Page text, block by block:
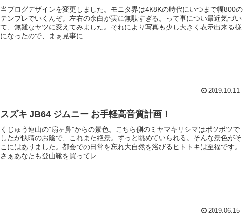
当ブログデザインを変更しました。モニタ界は4K8Kの時代にいつまで幅800の
テンプレでいくんぞ。左右の余白が実に無駄すぎる。って事につい最近気づい
て、無難なヤツに変えてみました。それにより写真も少し大きく表示出来る様
になったので、まぁ見事に...
2019.10.11
スズキ JB64 ジムニー お手軽高音質計画！
くじゅう連山の”扇ヶ鼻”からの景色。こちら側のミヤマキリシマはポツポツで
したが快晴のお陰で、これまた絶景。ずっと眺めていられる。そんな景色がそ
こにはありました。都会での日常を忘れ大自然を浴びるヒトトキは至福です。
さぁあなたも登山靴を買ってレ...
2019.06.15